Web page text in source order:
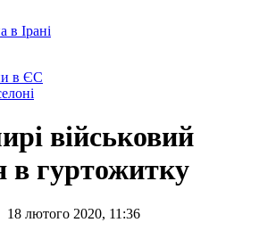
в Ірані
в ЄС
військовий
в гуртожитку
18 лютого 2020, 11:36